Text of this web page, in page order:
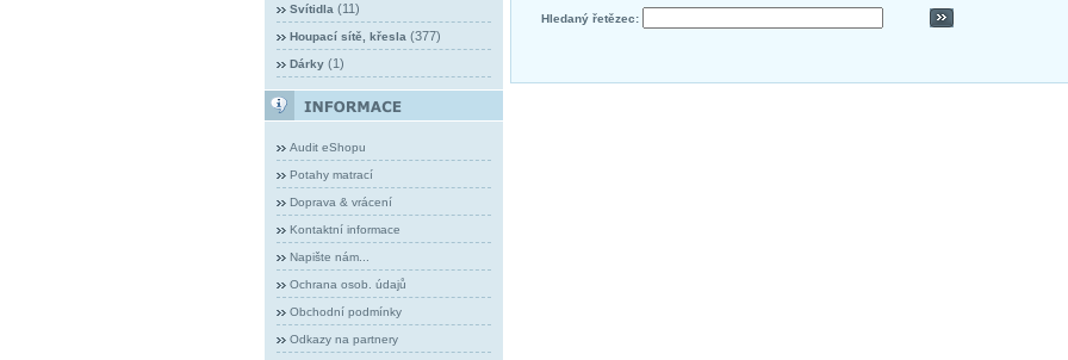
Svítidla (11)
Houpací sítě, křesla (377)
Dárky(1)
Audit eShopu
Potahy matrací
Doprava & vrácení
Kontaktní informace
Napište nám...
Ochrana osob. údajů
Obchodní podmínky
Odkazy na partnery
Hledaný řetězec: